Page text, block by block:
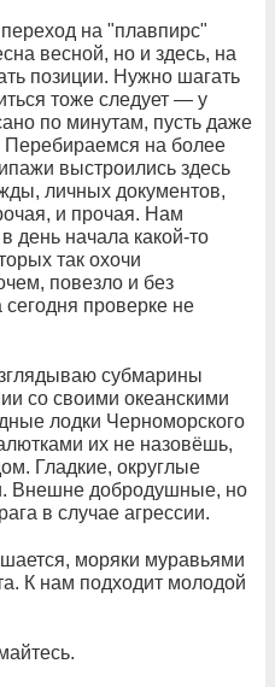
на "плавпирс"
весной, но и здесь, на
позиции. Нужно шагать
тоже следует — у
по минутам, пусть даже
Перебираемся на более
выстроились здесь
личных документов,
и прочая. Нам
день начала какой-то
так охочи
повезло и без
проверке не
субмарины
со своими океанскими
лодки Черноморского
их не назовёшь,
Гладкие, округлые
Внешне добродушные, но
в случае агрессии.
моряки муравьями
К нам подходит молодой